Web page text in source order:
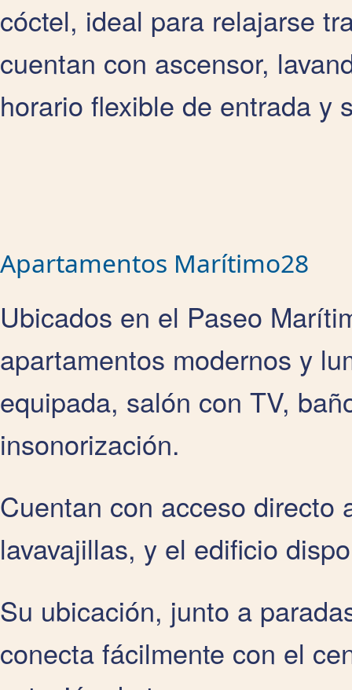
cóctel, ideal para relajarse
cuentan con ascensor,
horario flexible de entrada y
Apartamentos Marítimo28
Ubicados en el Paseo
apartamentos modernos y
equipada, salón con TV,
insonorización.
Cuentan con acceso directo
lavavajillas, y el edificio
Su ubicación, junto a
conecta fácilmente con el